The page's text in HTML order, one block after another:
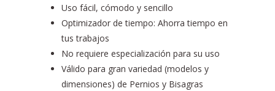
Uso fácil, cómodo y sencillo
Optimizador de tiempo: Ahorra tiempo en
tus trabajos
No requiere especialización para su uso
Válido para gran variedad (modelos y
dimensiones) de Pernios y Bisagras